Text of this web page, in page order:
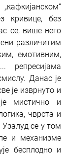
кривице, без
се, више него
различитим
емотивним,
репресијама
Данас је
је изврнуто и
мистично и
чврста и
се у том
и механизме
бесплодно и